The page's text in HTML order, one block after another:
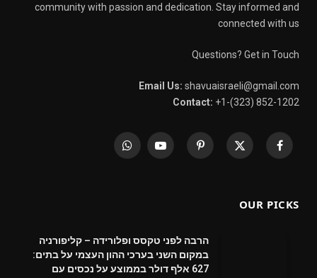
community with passion and dedication. Stay informed and
connected with us
Questions? Get in Touch
Email Us: shavuaisraeli@gmail.com
Contact: +1-(323) 852-1202
Facebook
X
Pinterest
YouTube
WhatsApp
OUR PICKS
הרבה לפני טקסס ופלורידה – קליפורניה
במקום השני בערכי ההון העצמי על בתים:
627 אלף דולר בממוצע על נכסים עם